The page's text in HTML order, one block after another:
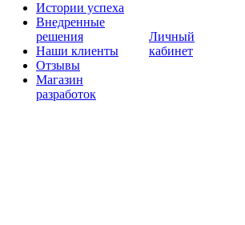
Истории успеха
Внедренные
решения
Наши клиенты
Отзывы
Магазин
разработок
Личный
кабинет